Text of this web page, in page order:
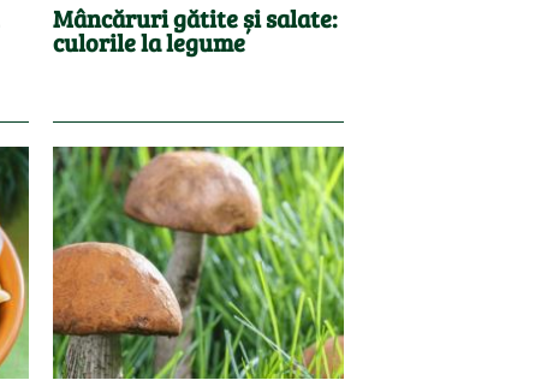
Mâncăruri gătite și salate:
culorile la legume